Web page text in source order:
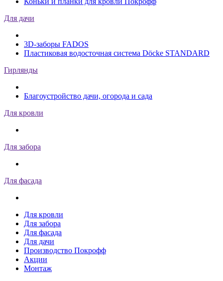
Для дачи
3D-заборы FADOS
Пластиковая водосточная система Döcke STANDARD
Гирлянды
Благоустройство дачи, огорода и сада
Для кровли
Для забора
Для фасада
Для кровли
Для забора
Для фасада
Для дачи
Производство Покрофф
Акции
Монтаж